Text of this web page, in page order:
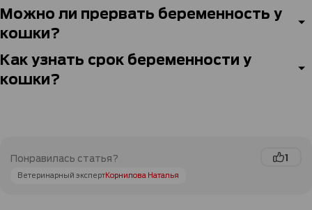
Можно ли прервать беременность у
кошки?
Как узнать срок беременности у
кошки?
Понравилась статья? 1
Ветеринарный экспертКорнилова Наталья